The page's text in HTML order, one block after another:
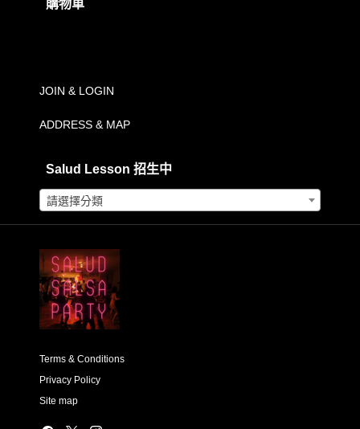
購物車
JOIN & LOGIN
ADDRESS & MAP
Salud Lesson 招生中
請選擇分類
Terms & Conditions
Privacy Policy
Site map